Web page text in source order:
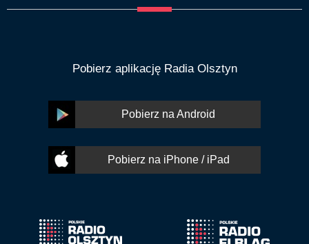
Pobierz aplikację Radia Olsztyn
Pobierz na Android
Pobierz na iPhone / iPad